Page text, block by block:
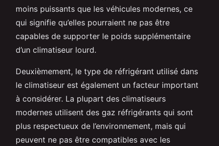
moins puissants que les véhicules modernes, ce
qui signifie qu’elles pourraient ne pas être
capables de supporter le poids supplémentaire
d’un climatiseur lourd.
Deuxièmement, le type de réfrigérant utilisé dans
le climatiseur est également un facteur important
à considérer. La plupart des climatiseurs
modernes utilisent des gaz réfrigérants qui sont
plus respectueux de l’environnement, mais qui
peuvent ne pas être compatibles avec les